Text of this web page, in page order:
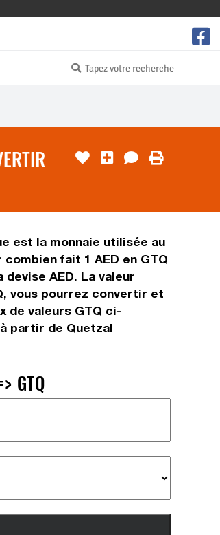
est la monnaie utilisée au
fait 1 AED en GTQ
AED. La valeur
vous pourrez convertir et
de valeurs GTQ ci-
partir de Quetzal
GTQ